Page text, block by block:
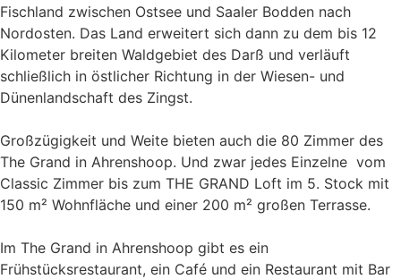
Fischland zwischen Ostsee und Saaler Bodden nach
Nordosten. Das Land erweitert sich dann zu dem bis 12
Kilometer breiten Waldgebiet des Darß und verläuft
schließlich in östlicher Richtung in der Wiesen- und
Dünenlandschaft des Zingst.
Großzügigkeit und Weite bieten auch die 80 Zimmer des
The Grand in Ahrenshoop. Und zwar jedes Einzelne  vom
Classic Zimmer bis zum THE GRAND Loft im 5. Stock mit
150 m² Wohnfläche und einer 200 m² großen Terrasse.
Im The Grand in Ahrenshoop gibt es ein
Frühstücksrestaurant, ein Café und ein Restaurant mit Bar